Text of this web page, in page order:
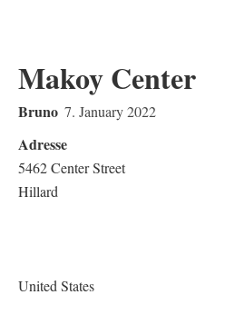
Makoy Center
Bruno 7. January 2022
Adresse
5462 Center Street
Hillard
United States